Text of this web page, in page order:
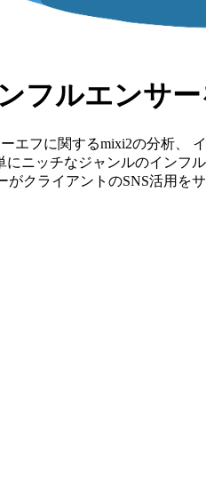
フルエンサ
エフに関するmixi2の分析
ニッチなジャンルのイン
クライアントのSNS活用をサ